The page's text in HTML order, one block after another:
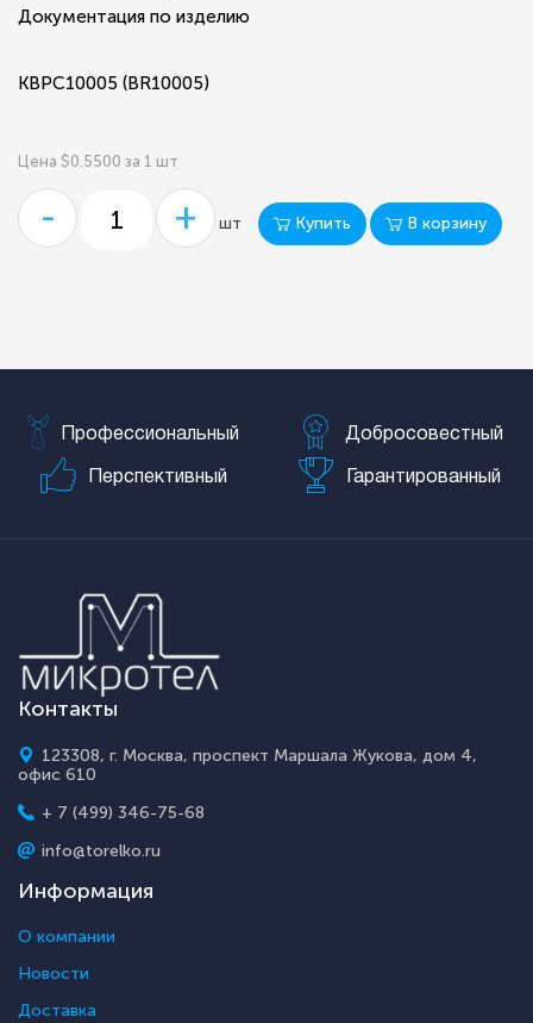
Документация по изделию
KBPC10005 (BR10005)
Цена $0.5500 за 1 шт
- + шт Купить В корзину
Профессиональный Добросовестный
Перспективный Гарантированный
Контакты
123308, г. Москва, проспект Маршала Жукова, дом 4,
офис 610
+ 7 (499) 346-75-68
info@torelko.ru
Информация
О компании
Новости
Доставка